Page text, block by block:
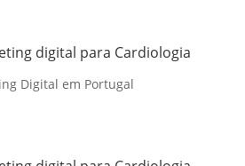
digital para Cardiologia
Digital em Portugal